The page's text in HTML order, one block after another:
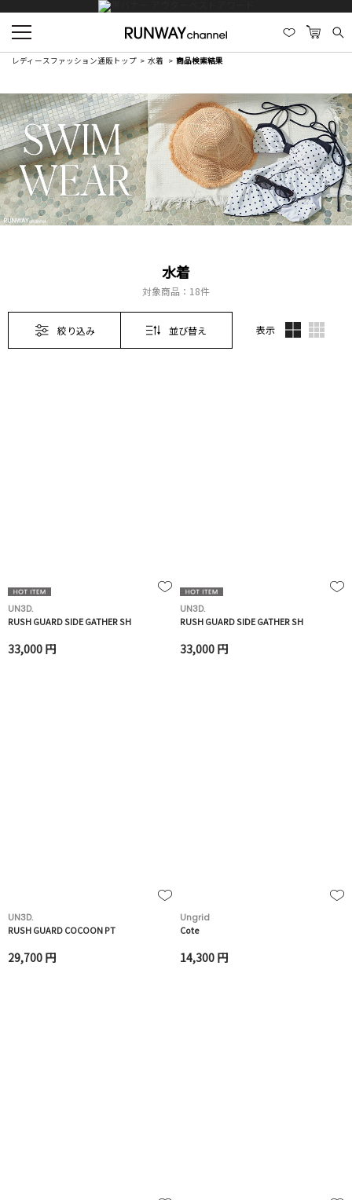
レディースファッション通販トップ 水着 商品検索結果
水着
対象商品： 18件
絞り込み 並び替え 表示
UN3D.
RUSH GUARD SIDE GATHER SH
33,000 円
UN3D.
RUSH GUARD SIDE GATHER SH
33,000 円
UN3D.
RUSH GUARD COCOON PT
29,700 円
Ungrid
Cote
14,300 円